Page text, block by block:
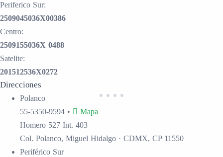
Periferico Sur:
2509045036X00386
Centro:
2509155036X 0488
Satelite:
201512536X0272
Direcciones
Polanco
55-5350-9594 •
Mapa
Homero 527 Int. 403
Col. Polanco, Miguel Hidalgo · CDMX, CP 11550
Periférico Sur